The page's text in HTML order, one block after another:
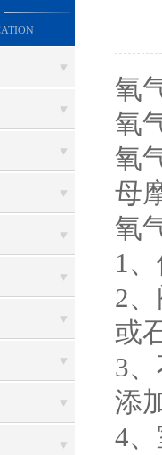
氧
氧
氧
母
氧
1
2
或
3
添
4